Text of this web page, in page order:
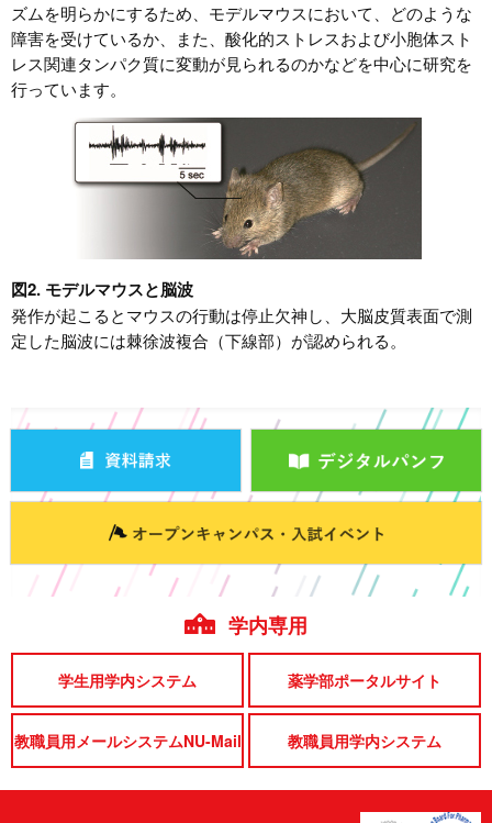
ズムを明らかにするため、モデルマウスにおいて、どのような
障害を受けているか、また、酸化的ストレスおよび小胞体スト
レス関連タンパク質に変動が見られるのかなどを中心に研究を
行っています。
図2. モデルマウスと脳波
発作が起こるとマウスの行動は停止欠神し、大脳皮質表面で測
定した脳波には棘徐波複合（下線部）が認められる。
学内専用
学生用学内システム 薬学部ポータルサイト
教職員用メールシステムNU-Mail 教職員用学内システム